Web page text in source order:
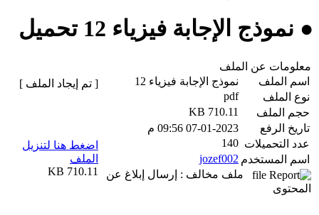
● نموذج الإجابة فيزياء 12 تحميل
معلومات عن الملف
اسم الملف
نموذج الإجابة فيزياء 12
نوع الملف
pdf
حجم الملف
710.11 KB
تاريخ الرفع
07-01-2023 09:56 م
عدد التحميلات 140
اسم المستخدم jozef002
ملف مخالف : إرسال إبلاغ عن
المحتوى
[ تم إيجاد الملف ]
اضغط هنا لتنزيل
الملف
710.11 KB